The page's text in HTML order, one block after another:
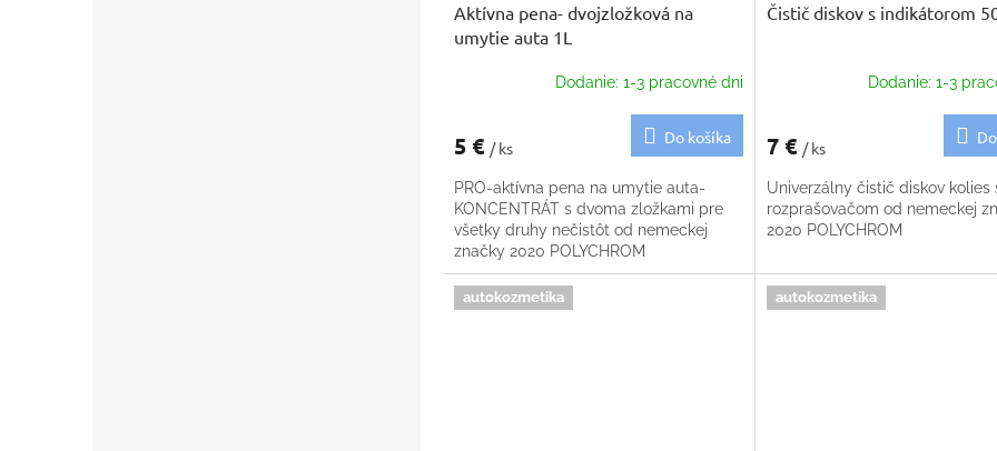
Aktívna pena- dvojzložková na
umytie auta 1L
Dodanie: 1-3 pracovné dni
5 € / ks
Do košíka
PRO-aktívna pena na umytie auta-
KONCENTRÁT s dvoma zložkami pre
všetky druhy nečistôt od nemeckej
značky 2020 POLYCHROM
Čistič diskov s indikátorom
Dodanie: 1-3
7 € / ks
Univerzálny čistič diskov kolies
rozprašovačom od nemeckej
2020 POLYCHROM
autokozmetika autokozmetika